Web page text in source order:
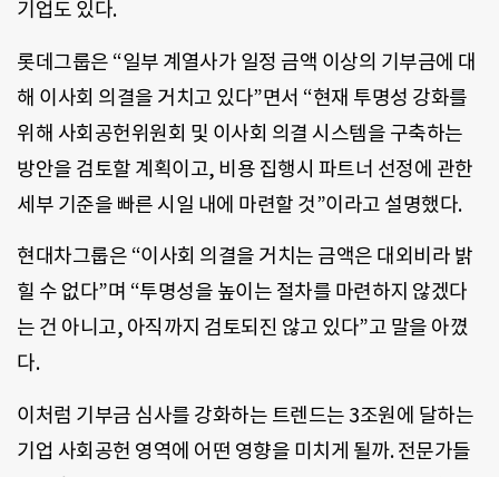
기업도 있다.
롯데그룹은 “일부 계열사가 일정 금액 이상의 기부금에 대
해 이사회 의결을 거치고 있다”면서 “현재 투명성 강화를
위해 사회공헌위원회 및 이사회 의결 시스템을 구축하는
방안을 검토할 계획이고, 비용 집행시 파트너 선정에 관한
세부 기준을 빠른 시일 내에 마련할 것”이라고 설명했다.
현대차그룹은 “이사회 의결을 거치는 금액은 대외비라 밝
힐 수 없다”며 “투명성을 높이는 절차를 마련하지 않겠다
는 건 아니고, 아직까지 검토되진 않고 있다”고 말을 아꼈
다.
이처럼 기부금 심사를 강화하는 트렌드는 3조원에 달하는
기업 사회공헌 영역에 어떤 영향을 미치게 될까. 전문가들